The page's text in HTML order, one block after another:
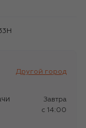
Другой город
Завтра
c 14:00